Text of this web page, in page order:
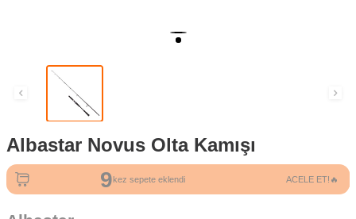
Albastar Novus Olta Kamışı
9kez sepete eklendi
118 kez görüntülendi ACELE ET!🔥